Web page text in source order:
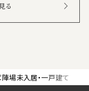
る
場未入居・一戸建て